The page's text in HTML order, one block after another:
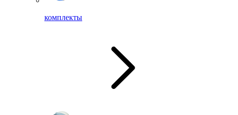
комплекты